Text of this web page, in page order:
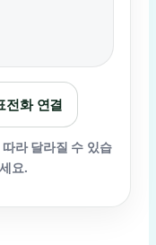
전화 연결
라 달라질 수 있습
요.